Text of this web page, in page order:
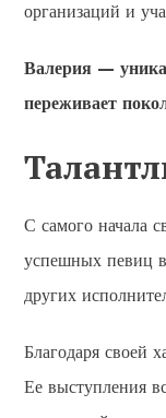
организаций и
Валерия —
переживает
С самого начала
успешных певиц в
других
Благодаря своей
Ее выступления